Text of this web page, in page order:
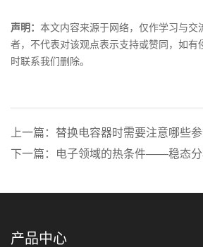
声明： 本文内容来源于网络，仅作学习与交
者，不代表对该观点表示支持或赞同，如有
时联系我们删除。
上一篇：替换电容器时需要注意哪些
下一篇：电子领域的热条件——稳态
产品中心